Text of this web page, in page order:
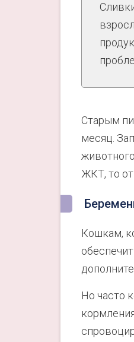
Старым
месяц.
ЖКТ, то
Кошкам,
Но часто